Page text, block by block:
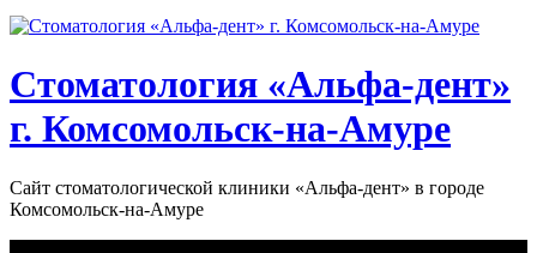
Стоматология «‎Альфа-дент»‎
г. Комсомольск-на-Амуре
Сайт стоматологической клиники «‎Альфа-дент» в городе
Комсомольск-на-Амуре